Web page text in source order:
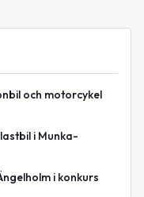
och motorcykel
i Munka-
i konkurs